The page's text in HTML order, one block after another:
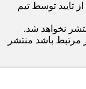
تایید توسط تیم
نخواهد شد.
مرتبط باشد منتشر